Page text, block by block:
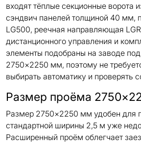
входят тёплые секционные ворота
сэндвич панелей толщиной 40 мм,
LG500, реечная направляющая
дистанционного управления и
элементы подобраны на заводе
2750×2250 мм, поэтому не
выбирать автоматику и проверять
Размер проёма
Размер 2750×2250 мм удобен для
стандартной ширины 2,5 м уже
Расширенный проём облегчает